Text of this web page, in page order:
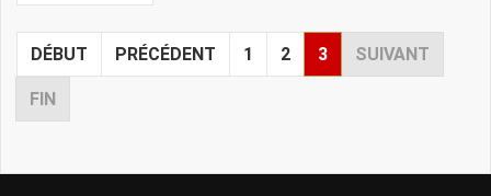
DÉBUT PRÉCÉDENT 1 2 3 SUIVANT
FIN